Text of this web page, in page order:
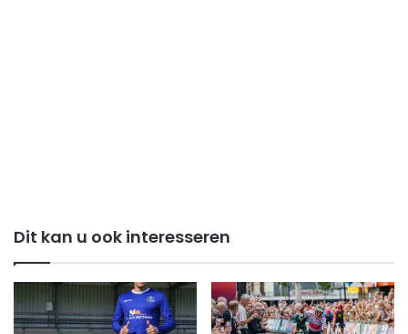
Dit kan u ook interesseren